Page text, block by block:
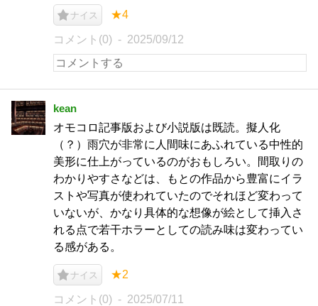
ナイス ★4
コメント(0) 2025/09/12
kean
オモコロ記事版および小説版は既読。擬人化
（？）雨穴が非常に人間味にあふれている中性的
美形に仕上がっているのがおもしろい。間取りの
わかりやすさなどは、もとの作品から豊富にイラ
ストや写真が使われていたのでそれほど変わって
いないが、かなり具体的な想像が絵として挿入さ
れる点で若干ホラーとしての読み味は変わってい
る感がある。
ナイス ★2
コメント(0) 2025/07/11